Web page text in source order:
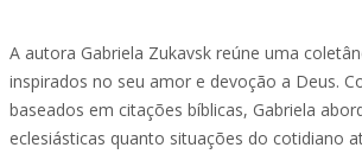
A autora Gabriela Zukavsk reúne uma
inspirados no seu amor e devoção a Deus.
baseados em citações bíblicas, Gabriela
eclesiásticas quanto situações do cotidiano